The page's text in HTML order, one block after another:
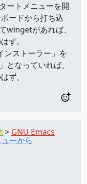
ートメニューを開
ードから打ち込
wingetがあれば、
ず。
ストーラー」を
となっていれば、
ず。
GNU Emacs
ーから